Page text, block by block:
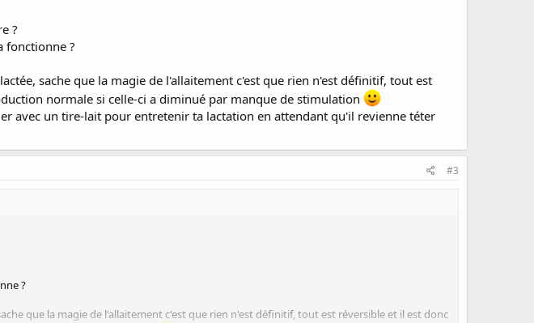
?
fonctionne ?
sache que la magie de l'allaitement c'est que rien n'est définitif, tout est
normale si celle-ci a diminué par manque de stimulation
avec un tire-lait pour entretenir ta lactation en attendant qu'il revienne téter
#3
?
que la magie de l'allaitement c'est que rien n'est définitif, tout est réversible et il est donc